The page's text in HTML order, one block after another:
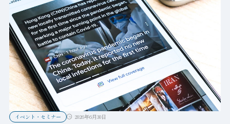
イベント・セミナー 2026年6月30日